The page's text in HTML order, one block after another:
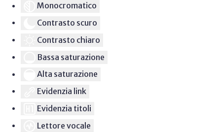
Monocromatico
Contrasto scuro
Contrasto chiaro
Bassa saturazione
Alta saturazione
Evidenzia link
Evidenzia titoli
Lettore vocale